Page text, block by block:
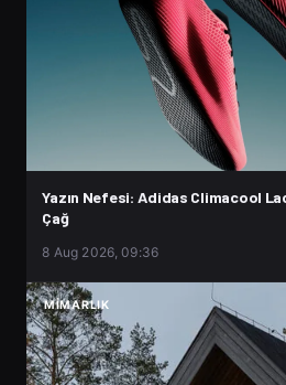
Yazın Nefesi: Adidas Climacool
Çağ
8 Aug 2026, 09:36
MIMARLIK